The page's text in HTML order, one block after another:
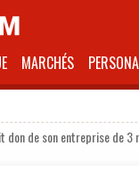
MARCHÉS
don de son entreprise de